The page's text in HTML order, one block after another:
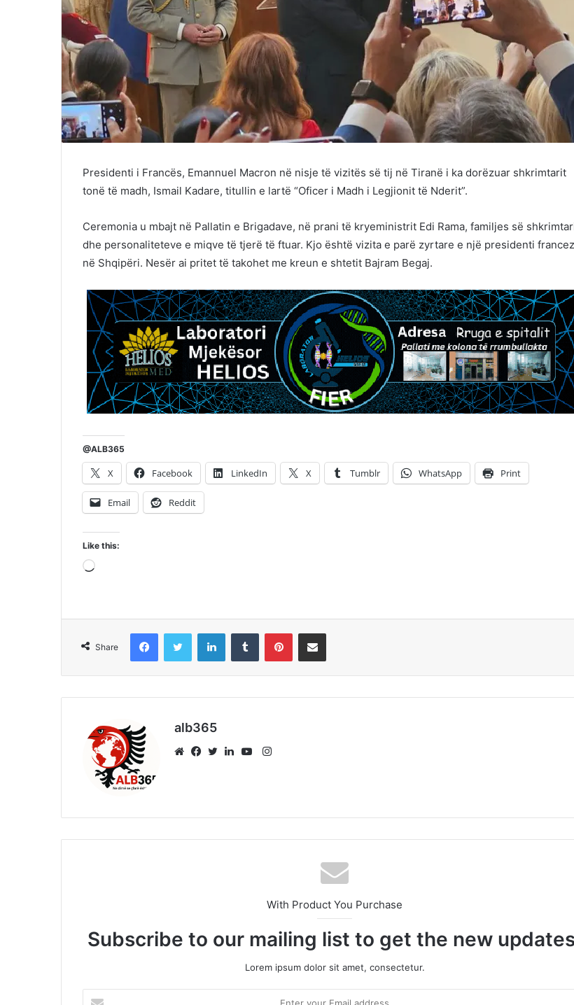
Presidenti i Francës, Emannuel Macron në nisje të vizitës së tij në Tiranë i ka dorëzuar shkrimtarit
tonë të madh, Ismail Kadare, titullin e lartë “Oficer i Madh i Legjionit të Nderit”.
Ceremonia u mbajt në Pallatin e Brigadave, në prani të kryeministrit Edi Rama, familjes së
dhe personaliteteve e miqve të tjerë të ftuar. Kjo është vizita e parë zyrtare e një presidenti francez
në Shqipëri. Nesër ai pritet të takohet me kreun e shtetit Bajram Begaj.
@ALB365
X Facebook LinkedIn X Tumblr WhatsApp Print
Email Reddit
Like this:
Loading…
Share
FacebookTwitter LinkedInTumblr PinterestShare via Email
alb365
Instagram
With Product You Purchase
Subscribe to our mailing list to get the new
Lorem ipsum dolor sit amet, consectetur.